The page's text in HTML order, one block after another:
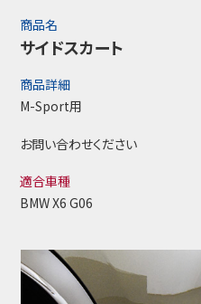
商品名
サイドスカート
商品詳細
M-Sport用
お問い合わせください
適合車種
BMW X6 G06